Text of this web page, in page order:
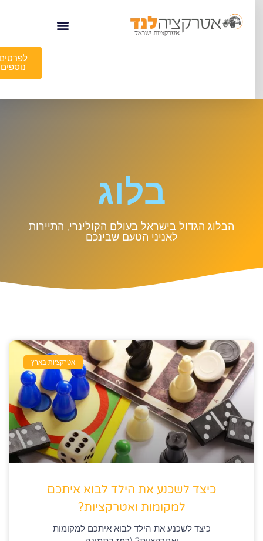
לפרטים
נוספים
בלוג
הבלוג הגדול בישראל בעולם הקולינרי, התיירות
לאניני הטעם שבינכם
אטרקציות בארץ
כיצד לשכנע את הילד לבוא איתכם
למקומות ואטרקציות?
כיצד לשכנע את הילד לבוא איתכם למקומות